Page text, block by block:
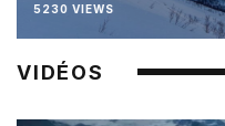
5230 VIEWS
VIDÉOS